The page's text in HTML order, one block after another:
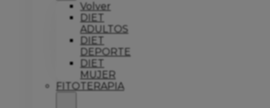
Volver
DIET
ADULTOS
DIET
DEPORTE
DIET
MUJER
FITOTERAPIA